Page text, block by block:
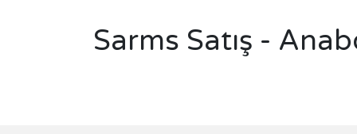
Sarms Satış -